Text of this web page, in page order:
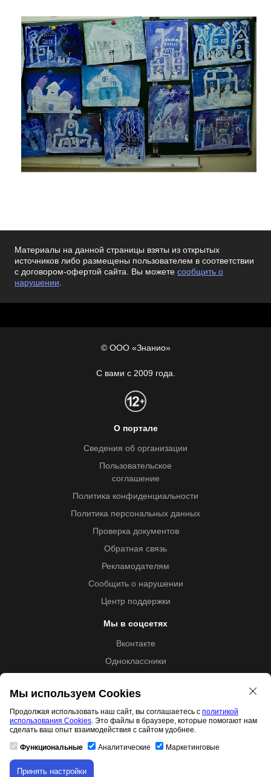
Материалы на данной страницы взяты из открытых
источников либо размещены пользователем в соответствии
с договором-офертой сайта. Вы можете сообщить о
нарушении.
Скачивание материала доступно только для
© ООО «Знанио»
С вами с 2009 года.
О портале
Сведения об организации
Пользовательское
соглашение
Политика конфиденциальности
Политика персональных данных
Проверка документов
Обратная связь
Рекламодателям
Сообщить о нарушении
Центр поддержки
Мы в соцсетях
Вконтакте
Одноклассники
Образовательная лицензия №5257 от 09.09.2020 (Л035-
01253-67/00192487)
Мы используем Cookies
Продолжая использовать наш сайт, вы соглашаетесь с политикой
использования Cookies. Это файлы в браузере, которые помогают нам
сделать ваш опыт взаимодействия с сайтом удобнее.
Функциональные Аналитические Маркетинговые
Принять настройки